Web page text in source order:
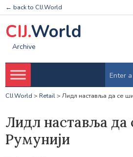
← back to CIJ.World
CIJ.World
Archive
CIJ.World > Retail> Лидл наставља да се
Лидл наставља да
Румунији